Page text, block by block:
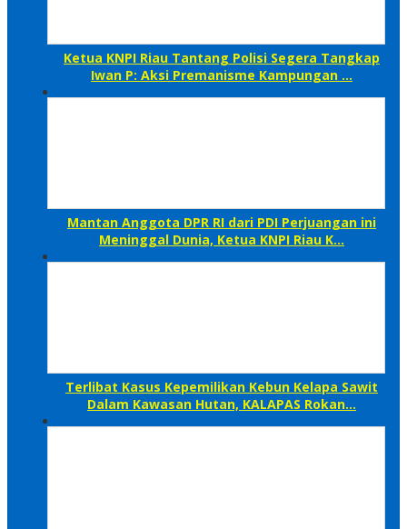
Ketua KNPI Riau Tantang Polisi Segera Tangkap
Iwan P: Aksi Premanisme Kampungan …
Mantan Anggota DPR RI dari PDI Perjuangan ini
Meninggal Dunia, Ketua KNPI Riau K…
Terlibat Kasus Kepemilikan Kebun Kelapa Sawit
Dalam Kawasan Hutan, KALAPAS Rokan…